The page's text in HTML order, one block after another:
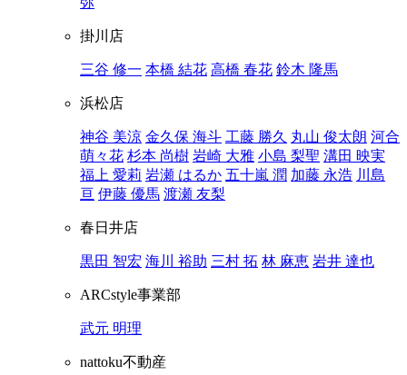
掛川店
三谷 修一 本橋 結花 高橋 春花 鈴木 隆馬
浜松店
神谷 美涼 金久保 海斗 工藤 勝久 丸山 俊太朗 河合
萌々花 杉本 尚樹 岩崎 大雅 小島 梨聖 溝田 映実
福上 愛莉 岩瀬 はるか 五十嵐 潤 加藤 永浩 川島
亘 伊藤 優馬 渡瀬 友梨
春日井店
黒田 智宏 海川 裕助 三村 拓 林 麻恵 岩井 達也
ARCstyle事業部
武元 明理
nattoku不動産